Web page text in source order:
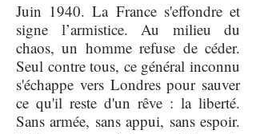
Juin 1940. La France s'effondre et
signe l’armistice. Au milieu du
chaos, un homme refuse de céder.
Seul contre tous, ce général inconnu
s'échappe vers Londres pour sauver
ce qu'il reste d'un rêve : la liberté.
Sans armée, sans appui, sans espoir.